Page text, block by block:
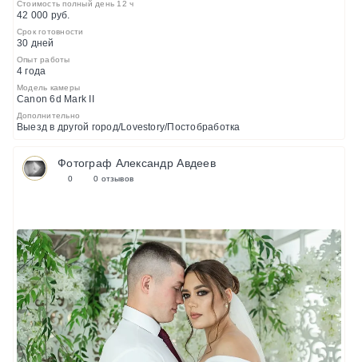
Стоимость полный день 12 ч
42 000 руб.
Срок готовности
30 дней
Опыт работы
4 года
Модель камеры
Canon 6d Mark II
Дополнительно
Выезд в другой город/Lovestory/Постобработка
Фотограф Александр Авдеев
0 0 отзывов